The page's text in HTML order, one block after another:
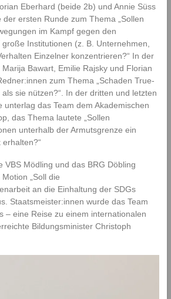
Eberhard (beide 2b) und Annie Süss
ersten Runde zum Thema „Sollen
im Kampf gegen den
Institutionen (z. B. Unternehmen,
Einzelner konzentrieren?“ In der
Bawart, Emilie Rajsky und Florian
zum Thema „Schaden True-
sie nützen?“. In der dritten und letzten
unterlag das Team dem Akademischen
das Thema lautete „Sollen
unterhalb der Armutsgrenze ein
VBS Mödling und das BRG Döbling
„Soll die
an die Einhaltung der SDGs
Staatsmeister:innen wurde das Team
– eine Reise zu einem internationalen
Bildungsminister Christoph